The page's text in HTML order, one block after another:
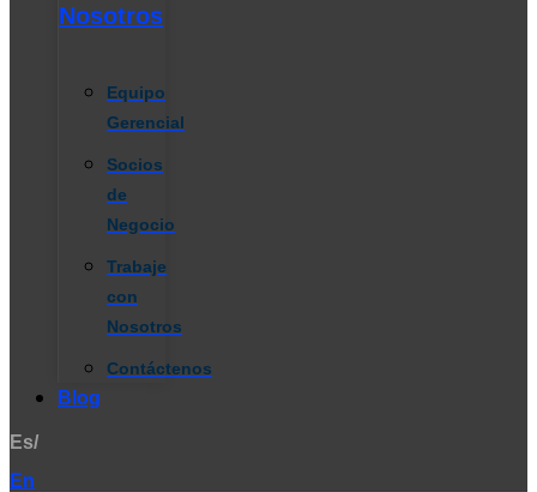
Nosotros
Equipo
Gerencial
Socios
de
Negocio
Trabaje
con
Nosotros
Contáctenos
Blog
Es/
En